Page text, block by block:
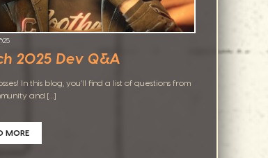
2025 Dev Q&A
In this blog, you’ll find a list of questions from
and […]
MORE